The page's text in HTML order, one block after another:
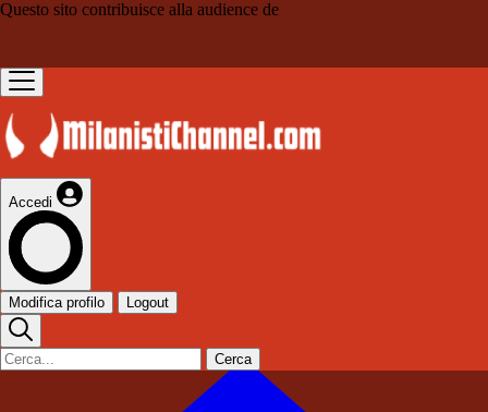
Questo sito contribuisce alla audience de
Accedi
Modifica profilo Logout
Cerca